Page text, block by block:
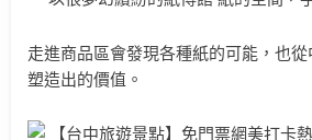
走進商品區會發現各種紙的可能，也
塑造出的價值。